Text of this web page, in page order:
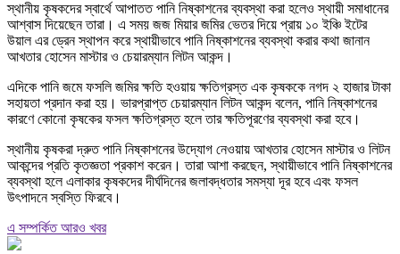
স্থানীয় কৃষকদের স্বার্থে আপাতত পানি নিষ্কাশনের ব্যবস্থা করা হলেও স্থায়ী সমাধানের
আশ্বাস দিয়েছেন তারা। এ সময় জজ মিয়ার জমির ভেতর দিয়ে প্রায় ১০ ইঞ্চি ইটের
উয়াল এর ড্রেন স্থাপন করে স্থায়ীভাবে পানি নিষ্কাশনের ব্যবস্থা করার কথা জানান
আখতার হোসেন মাস্টার ও চেয়ারম্যান লিটন আকন্দ।
এদিকে পানি জমে ফসলি জমির ক্ষতি হওয়ায় ক্ষতিগ্রস্ত এক কৃষককে নগদ ২ হাজার টাকা
সহায়তা প্রদান করা হয়। ভারপ্রাপ্ত চেয়ারম্যান লিটন আকন্দ বলেন, পানি নিষ্কাশনের
কারণে কোনো কৃষকের ফসল ক্ষতিগ্রস্ত হলে তার ক্ষতিপূরণের ব্যবস্থা করা হবে।
স্থানীয় কৃষকরা দ্রুত পানি নিষ্কাশনের উদ্যোগ নেওয়ায় আখতার হোসেন মাস্টার ও লিটন
আকন্দের প্রতি কৃতজ্ঞতা প্রকাশ করেন। তারা আশা করছেন, স্থায়ীভাবে পানি নিষ্কাশনের
ব্যবস্থা হলে এলাকার কৃষকদের দীর্ঘদিনের জলাবদ্ধতার সমস্যা দূর হবে এবং ফসল
উৎপাদনে স্বস্তি ফিরবে।
এ সম্পর্কিত আরও খবর